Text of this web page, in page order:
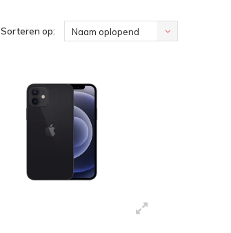
Sorteren op: Naam oplopend